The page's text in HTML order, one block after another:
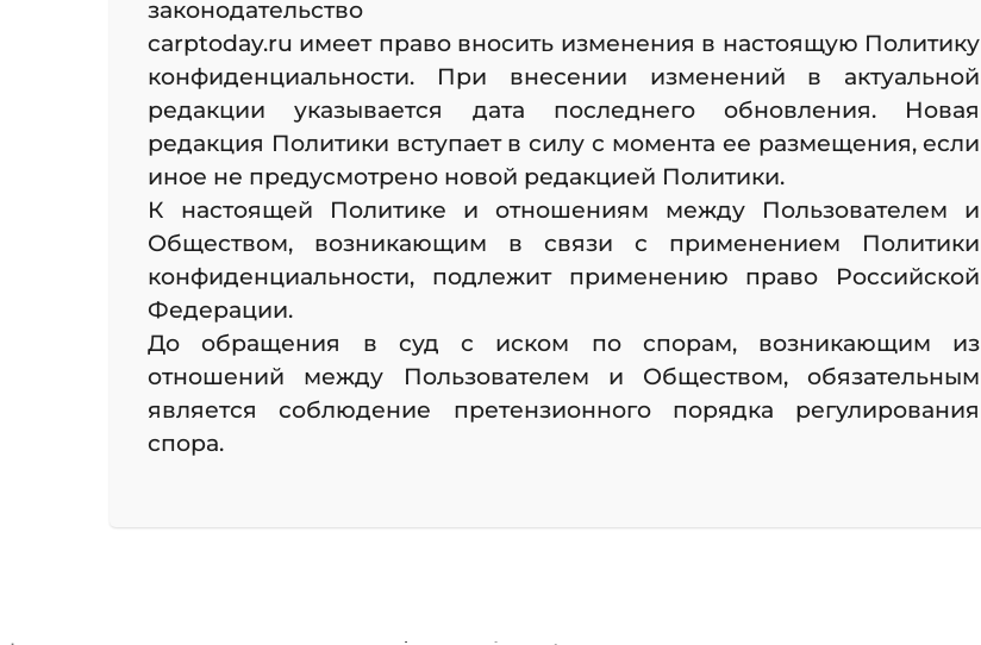
законодательство
carptoday.ru имеет право вносить изменения в настоящую Политику
конфиденциальности. При внесении изменений в актуальной
редакции указывается дата последнего обновления. Новая
редакция Политики вступает в силу с момента ее размещения, если
иное не предусмотрено новой редакцией Политики.
К настоящей Политике и отношениям между Пользователем и
Обществом, возникающим в связи с применением Политики
конфиденциальности, подлежит применению право Российской
Федерации.
До обращения в суд с иском по спорам, возникающим из
отношений между Пользователем и Обществом, обязательным
является соблюдение претензионного порядка регулирования
спора.